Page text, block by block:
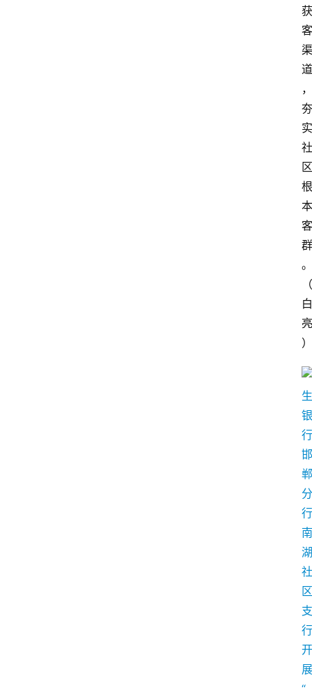
获
客
渠
道
，
夯
实
社
区
根
本
客
群
。
（
白
亮
）